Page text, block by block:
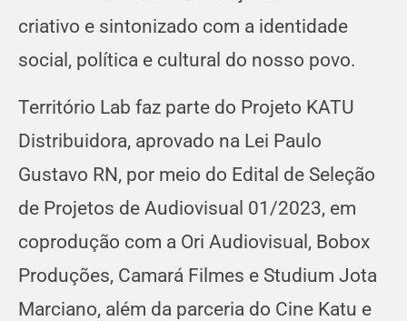
criativo e sintonizado com a identidade
social, política e cultural do nosso povo.
Território Lab faz parte do Projeto KATU
Distribuidora, aprovado na Lei Paulo
Gustavo RN, por meio do Edital de Seleção
de Projetos de Audiovisual 01/2023, em
coprodução com a Ori Audiovisual, Bobox
Produções, Camará Filmes e Studium Jota
Marciano, além da parceria do Cine Katu e